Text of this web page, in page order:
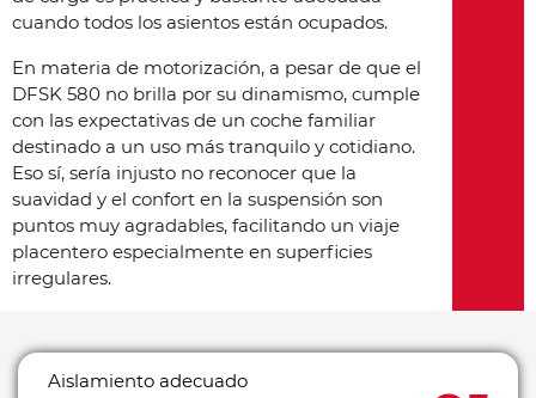
cuando todos los asientos están ocupados.
En materia de motorización, a pesar de que el
DFSK 580 no brilla por su dinamismo, cumple
con las expectativas de un coche familiar
destinado a un uso más tranquilo y cotidiano.
Eso sí, sería injusto no reconocer que la
suavidad y el confort en la suspensión son
puntos muy agradables, facilitando un viaje
placentero especialmente en superficies
irregulares.
Aislamiento adecuado